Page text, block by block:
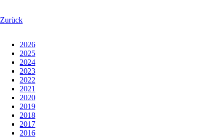
Zurück
2026
2025
2024
2023
2022
2021
2020
2019
2018
2017
2016